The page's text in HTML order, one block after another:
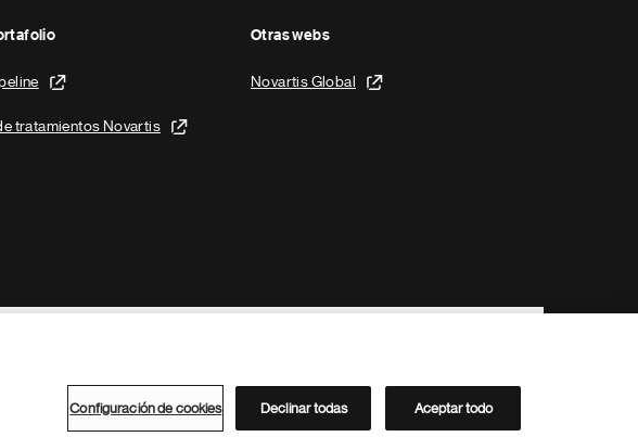
tratamientos Novartis
Otras webs
Novartis Global
Search
Directorio de Novartis
Configuración de cookies Declinar todas Aceptar todo